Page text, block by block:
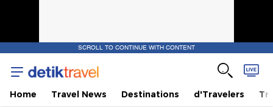
SCROLL TO CONTINUE WITH CONTENT
Home Travel News Destinations d'Travelers